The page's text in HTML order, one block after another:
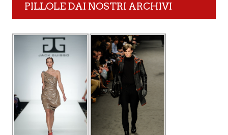
PILLOLE DAI NOSTRI ARCHIVI